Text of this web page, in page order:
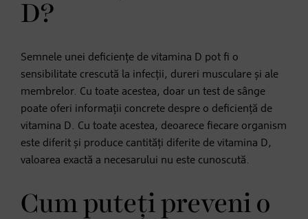
D?
Semnele unei deficiențe de vitamina D pot fi o
sensibilitate crescută la infecții, dureri musculare și ale
membrelor. Cu toate acestea, doar un test de sânge
poate oferi informații concrete despre o deficiență de
vitamina D. Cu toate acestea, deoarece fiecare organism
este diferit și produce cantități diferite de vitamina D,
valoarea exactă a necesarului nu este cunoscută.
Cum puteți preveni o